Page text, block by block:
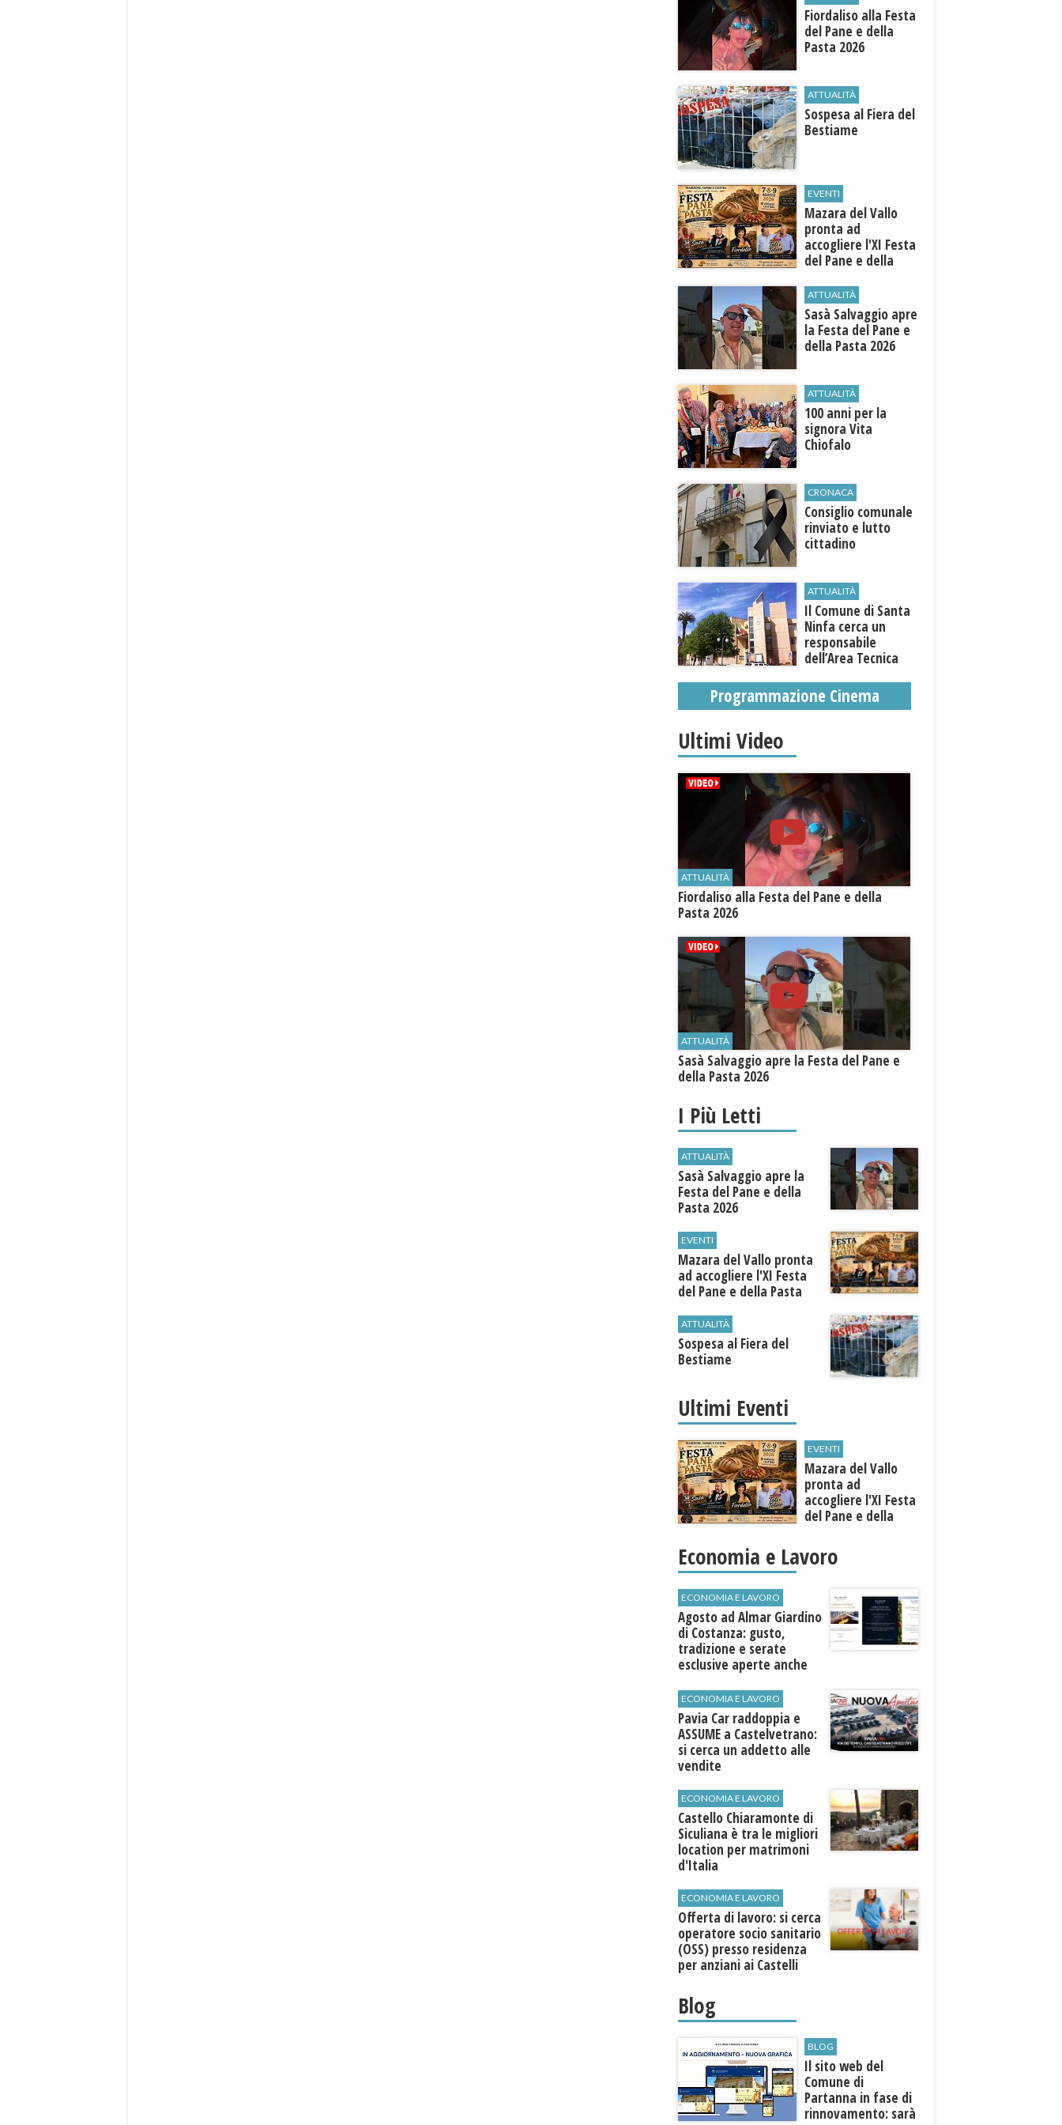
Fiordaliso alla Festa
del Pane e della
Pasta 2026
ATTUALITÀ
Sospesa al Fiera del
Bestiame
EVENTI
Mazara del Vallo
pronta ad
accogliere l'XI Festa
del Pane e della
ATTUALITÀ
Sasà Salvaggio apre
la Festa del Pane e
della Pasta 2026
ATTUALITÀ
100 anni per la
signora Vita
Chiofalo
CRONACA
Consiglio comunale
rinviato e lutto
cittadino
ATTUALITÀ
Il Comune di ​Santa
Ninfa cerca un
responsabile
dell’Area Tecnica
Programmazione Cinema
Ultimi Video
ATTUALITÀ
Fiordaliso alla Festa del Pane e della
Pasta 2026
ATTUALITÀ
Sasà Salvaggio apre la Festa del Pane e
della Pasta 2026
I Più Letti
ATTUALITÀ
Sasà Salvaggio apre la
Festa del Pane e della
Pasta 2026
EVENTI
Mazara del Vallo pronta
ad accogliere l'XI Festa
del Pane e della Pasta
ATTUALITÀ
Sospesa al Fiera del
Bestiame
Ultimi Eventi
EVENTI
Mazara del Vallo
pronta ad
accogliere l'XI Festa
del Pane e della
Economia e Lavoro
ECONOMIA E LAVORO
Agosto ad Almar Giardino
di Costanza: gusto,
tradizione e serate
esclusive aperte anche
ECONOMIA E LAVORO
Pavia Car raddoppia e
ASSUME a Castelvetrano:
si cerca un addetto alle
vendite
ECONOMIA E LAVORO
Castello Chiaramonte di
Siculiana è tra le migliori
location per matrimoni
d'Italia
ECONOMIA E LAVORO
Offerta di lavoro: si cerca
operatore socio sanitario
(OSS) presso residenza
per anziani ai Castelli
Blog
BLOG
Il sito web del
Comune di
Partanna in fase di
rinnovamento: sarà